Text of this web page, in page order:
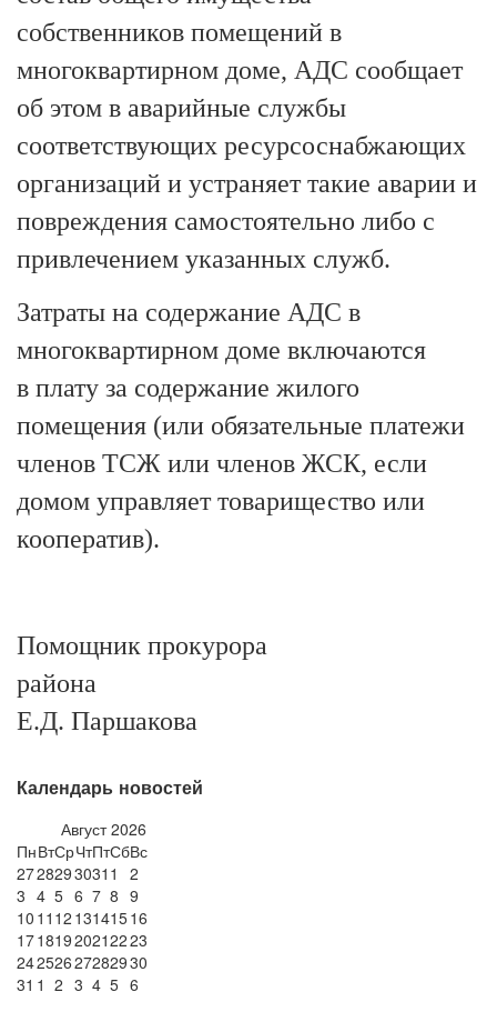
собственников помещений в
многоквартирном доме, АДС сообщает
об этом в аварийные службы
соответствующих ресурсоснабжающих
организаций и устраняет такие аварии и
повреждения самостоятельно либо с
привлечением указанных служб.
Затраты на содержание АДС в
многоквартирном доме включаются
в плату за содержание жилого
помещения (или обязательные платежи
членов ТСЖ или членов ЖСК, если
домом управляет товарищество или
кооператив).
Помощник прокурора
района
Е.Д. Паршакова
Календарь новостей
Август 2026
ПнВтСрЧтПтСбВс
2728293031 1
2
3 4 5 6 7 8 9
10 11 12 13141516
17181920212223
24252627282930
31 1 2 3 4 5 6